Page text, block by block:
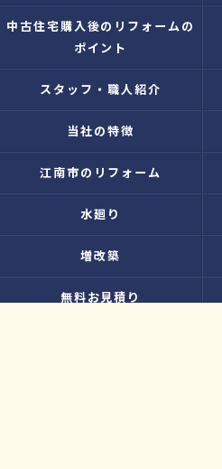
中古住宅購入後のリフォームの
ポイント
スタッフ・職人紹介
当社の特徴
江南市のリフォーム
水廻り
増改築
無料お見積り